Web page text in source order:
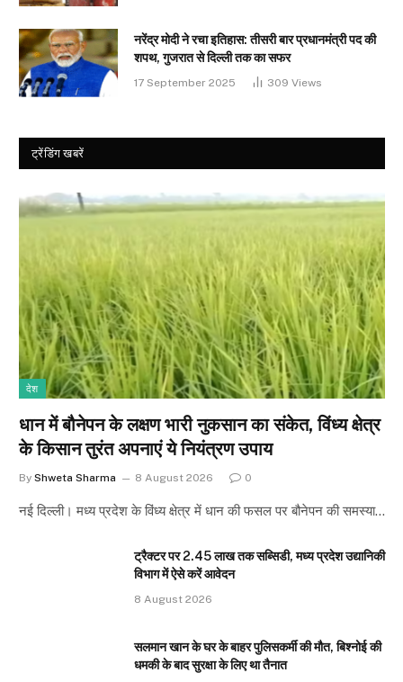
नरेंद्र मोदी ने रचा इतिहास: तीसरी बार प्रधानमंत्री पद की
शपथ, गुजरात से दिल्ली तक का सफर
17 September 2025 309 Views
ट्रेंडिंग खबरें
देश
धान में बौनेपन के लक्षण भारी नुकसान का संकेत, विंध्य क्षेत्र
के किसान तुरंत अपनाएं ये नियंत्रण उपाय
By Shweta Sharma 8 August 2026 0
नई दिल्ली। मध्य प्रदेश के विंध्य क्षेत्र में धान की फसल पर बौनेपन की समस्या…
ट्रैक्टर पर 2.45 लाख तक सब्सिडी, मध्य प्रदेश उद्यानिकी
विभाग में ऐसे करें आवेदन
8 August 2026
सलमान खान के घर के बाहर पुलिसकर्मी की मौत, बिश्नोई की
धमकी के बाद सुरक्षा के लिए था तैनात